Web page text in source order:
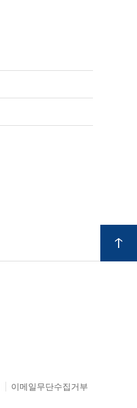
이메일무단수집거부